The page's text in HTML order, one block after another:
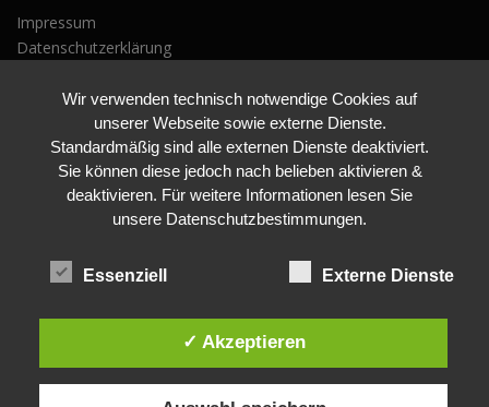
Impressum
Datenschutzerklärung
VERANSTALTUNGEN
Veranstaltungen
Wir verwenden technisch notwendige Cookies auf
unserer Webseite sowie externe Dienste.
Standardmäßig sind alle externen Dienste deaktiviert.
Sie können diese jedoch nach belieben aktivieren &
deaktivieren. Für weitere Informationen lesen Sie
unsere Datenschutzbestimmungen.
Essenziell Externe Dienste
✓ Akzeptieren